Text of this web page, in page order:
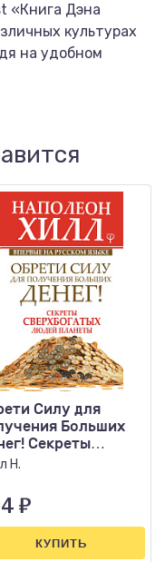
«Книга Дэна
культурах
на удобном
Силу для
Больших
Секреты
людей
Н.
₽
КУПИТЬ